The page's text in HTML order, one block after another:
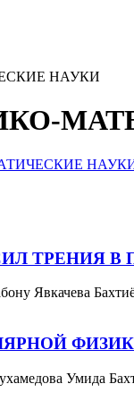
НАУКИ
ТРЕНИЯ
Явкачева
Умида